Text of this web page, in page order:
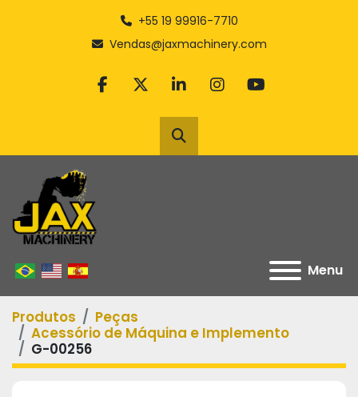
+55 19 99916-7710
Vendas@jaxmachinery.com
facebook
twitterlinkedininstagram
youtube
Pesquisar
Menu
Produtos
Peças
Acessório de Máquina e Implemento
G-00256